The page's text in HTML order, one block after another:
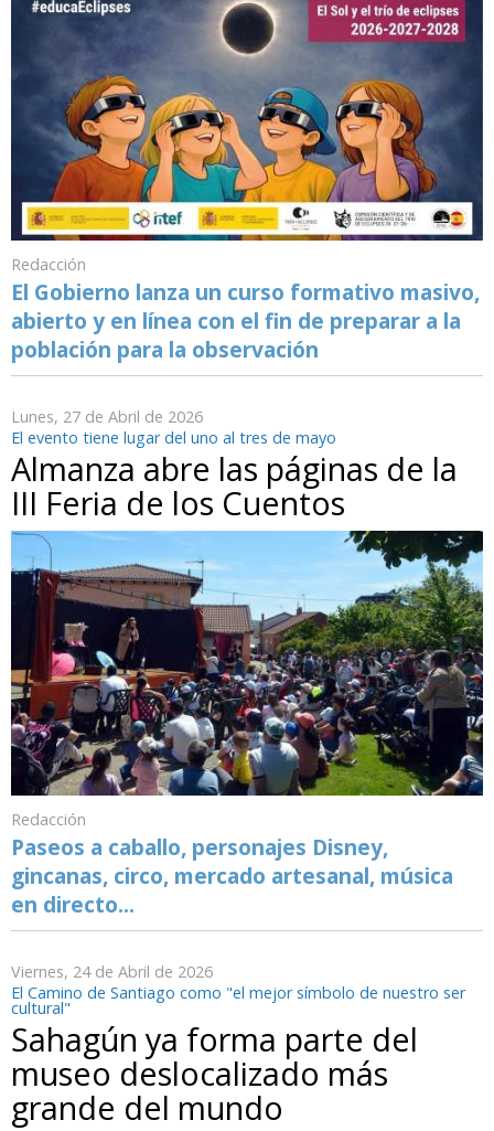
Redacción
El Gobierno lanza un curso formativo masivo,
abierto y en línea con el fin de preparar a la
población para la observación
Lunes, 27 de Abril de 2026
El evento tiene lugar del uno al tres de mayo
Almanza abre las páginas de la
III Feria de los Cuentos
Redacción
Paseos a caballo, personajes Disney,
gincanas, circo, mercado artesanal, música
en directo...
Viernes, 24 de Abril de 2026
El Camino de Santiago como "el mejor símbolo de nuestro ser
cultural"
Sahagún ya forma parte del
museo deslocalizado más
grande del mundo